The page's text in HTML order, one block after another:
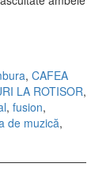
, CAFEA
LA ROTISOR,
, fusion,
de muzică,